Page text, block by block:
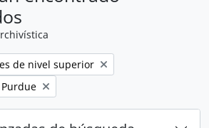
de nivel superior